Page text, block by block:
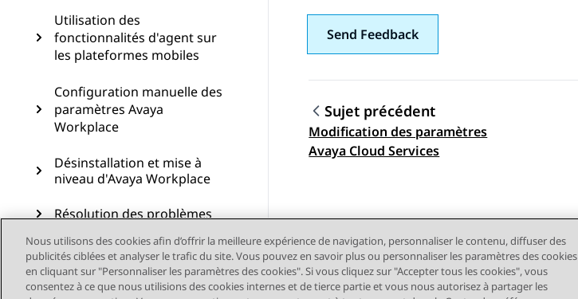
Utilisation des
fonctionnalités d'agent sur
les plateformes mobiles
Configuration manuelle des
paramètres Avaya
Workplace
Désinstallation et mise à
niveau d'Avaya Workplace
Résolution des problèmes
Send Feedback
Navigation par sujet
Sujet précédent
Modification des paramètres
Avaya Cloud Services
Nous utilisons des cookies afin d’offrir la meilleure expérience de navigation, personnaliser le contenu, diffuser des
publicités ciblées et analyser le trafic du site. Vous pouvez en savoir plus ou personnaliser les paramètres des cookies
en cliquant sur "Personnaliser les paramètres des cookies". Si vous cliquez sur "Accepter tous les cookies", vous
consentez à ce que nous utilisions des cookies internes et de tierce partie et vous nous autorisez à partager les